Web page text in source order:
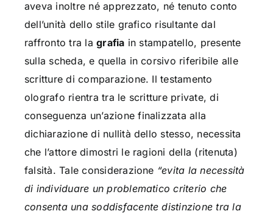
aveva inoltre né apprezzato, né tenuto conto
dell’unità dello stile grafico risultante dal
raffronto tra lagrafia in stampatello, presente
sulla scheda, e quella in corsivo riferibile alle
scritture di comparazione. Il testamento
olografo rientra tra le scritture private, di
conseguenza un’azione finalizzata alla
dichiarazione di nullità dello stesso, necessita
che l’attore dimostri le ragioni della (ritenuta)
falsità. Tale considerazione “evita la necessità
di individuare un problematico criterio che
consenta una soddisfacente distinzione tra la